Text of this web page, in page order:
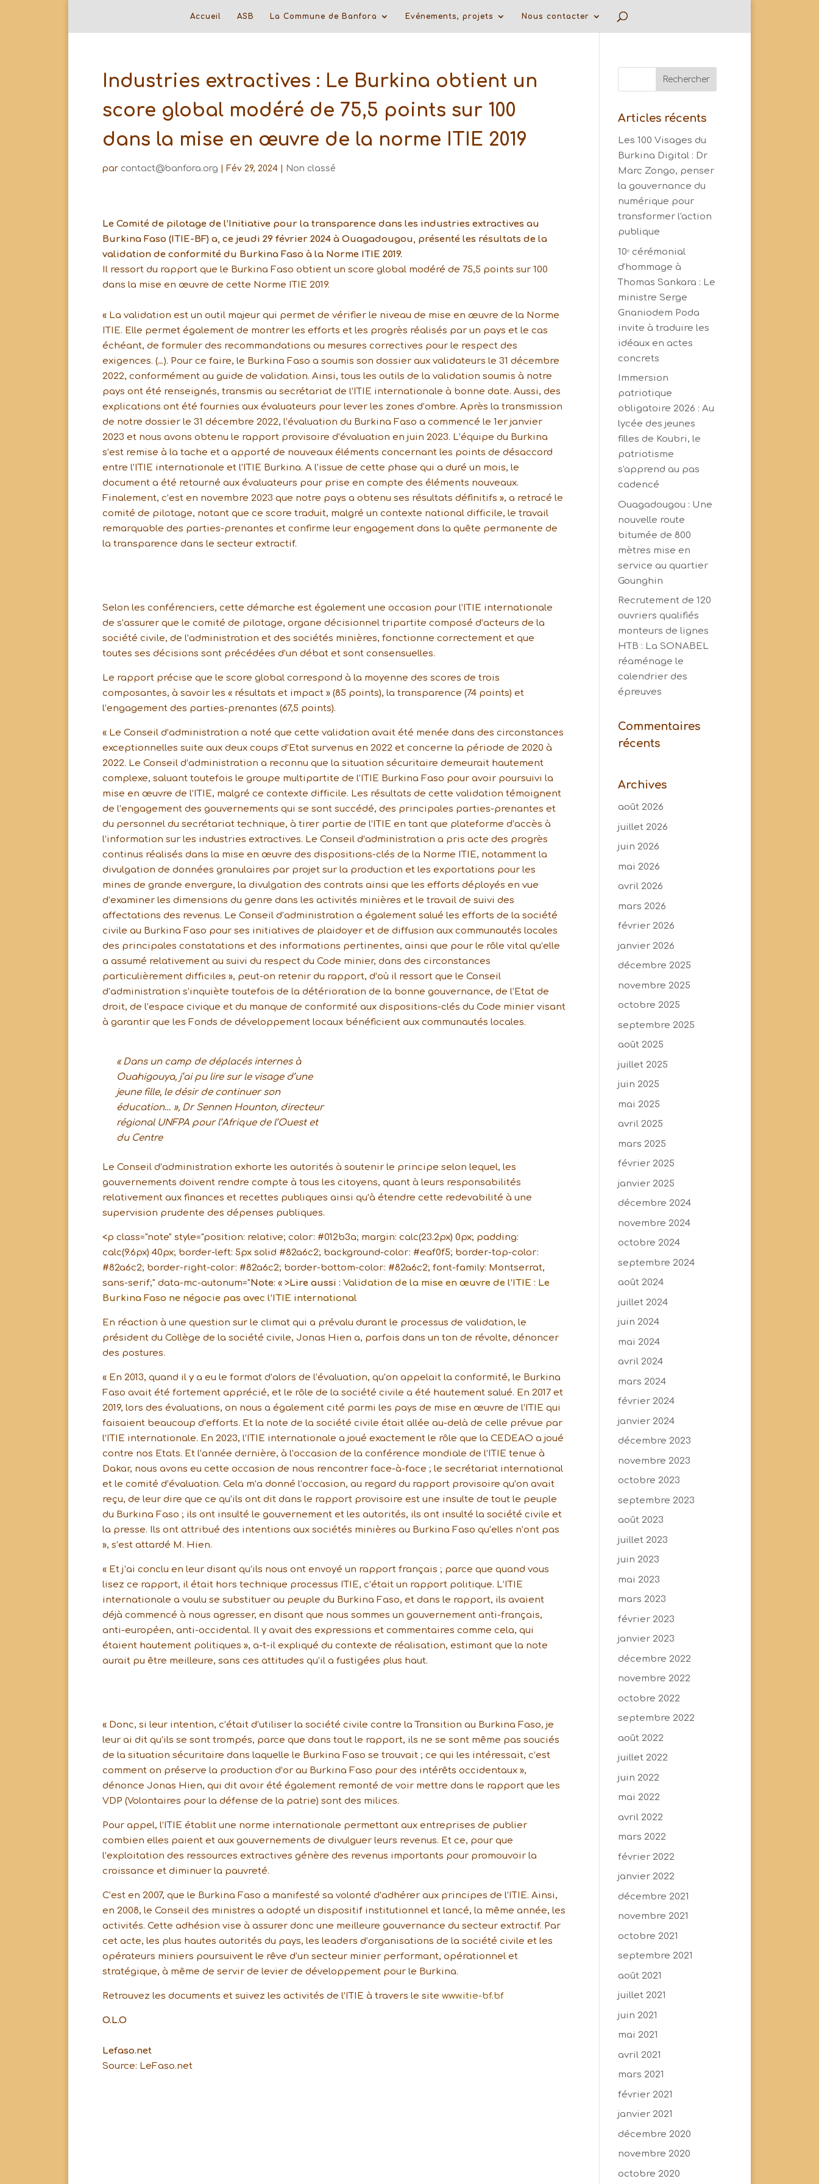
Accueil ASB La Commune de Banfora Evénements, projets Nous contacter
Industries extractives : Le Burkina obtient un
score global modéré de 75,5 points sur 100
dans la mise en œuvre de la norme ITIE 2019
par contact@banfora.org Fév 29, 2024 Non classé
Le Comité de pilotage de l’Initiative pour la transparence dans les industries extractives au
Burkina Faso (ITIE-BF) a, ce jeudi 29 février 2024 à Ouagadougou, présenté les résultats de la
validation de conformité du Burkina Faso à la Norme ITIE 2019.
Il ressort du rapport que le Burkina Faso obtient un score global modéré de 75,5 points sur 100
dans la mise en œuvre de cette Norme ITIE 2019.
« La validation est un outil majeur qui permet de vérifier le niveau de mise en œuvre de la Norme
ITIE. Elle permet également de montrer les efforts et les progrès réalisés par un pays et le cas
échéant, de formuler des recommandations ou mesures correctives pour le respect des
exigences. (…). Pour ce faire, le Burkina Faso a soumis son dossier aux validateurs le 31 décembre
2022, conformément au guide de validation. Ainsi, tous les outils de la validation soumis à notre
pays ont été renseignés, transmis au secrétariat de l’ITIE internationale à bonne date. Aussi, des
explications ont été fournies aux évaluateurs pour lever les zones d’ombre. Après la transmission
de notre dossier le 31 décembre 2022, l’évaluation du Burkina Faso a commencé le 1er janvier
2023 et nous avons obtenu le rapport provisoire d’évaluation en juin 2023. L’équipe du Burkina
s’est remise à la tache et a apporté de nouveaux éléments concernant les points de désaccord
entre l’ITIE internationale et l’ITIE Burkina. A l’issue de cette phase qui a duré un mois, le
document a été retourné aux évaluateurs pour prise en compte des éléments nouveaux.
Finalement, c’est en novembre 2023 que notre pays a obtenu ses résultats définitifs », a retracé le
comité de pilotage, notant que ce score traduit, malgré un contexte national difficile, le travail
remarquable des parties-prenantes et confirme leur engagement dans la quête permanente de
la transparence dans le secteur extractif.
Selon les conférenciers, cette démarche est également une occasion pour l’ITIE internationale
de s’assurer que le comité de pilotage, organe décisionnel tripartite composé d’acteurs de la
société civile, de l’administration et des sociétés minières, fonctionne correctement et que
toutes ses décisions sont précédées d’un débat et sont consensuelles.
Le rapport précise que le score global correspond à la moyenne des scores de trois
composantes, à savoir les « résultats et impact » (85 points), la transparence (74 points) et
l’engagement des parties-prenantes (67,5 points).
« Le Conseil d’administration a noté que cette validation avait été menée dans des circonstances
exceptionnelles suite aux deux coups d’Etat survenus en 2022 et concerne la période de 2020 à
2022. Le Conseil d’administration a reconnu que la situation sécuritaire demeurait hautement
complexe, saluant toutefois le groupe multipartite de l’ITIE Burkina Faso pour avoir poursuivi la
mise en œuvre de l’ITIE, malgré ce contexte difficile. Les résultats de cette validation témoignent
de l’engagement des gouvernements qui se sont succédé, des principales parties-prenantes et
du personnel du secrétariat technique, à tirer partie de l’ITIE en tant que plateforme d’accès à
l’information sur les industries extractives. Le Conseil d’administration a pris acte des progrès
continus réalisés dans la mise en œuvre des dispositions-clés de la Norme ITIE, notamment la
divulgation de données granulaires par projet sur la production et les exportations pour les
mines de grande envergure, la divulgation des contrats ainsi que les efforts déployés en vue
d’examiner les dimensions du genre dans les activités minières et le travail de suivi des
affectations des revenus. Le Conseil d’administration a également salué les efforts de la société
civile au Burkina Faso pour ses initiatives de plaidoyer et de diffusion aux communautés locales
des principales constatations et des informations pertinentes, ainsi que pour le rôle vital qu’elle
a assumé relativement au suivi du respect du Code minier, dans des circonstances
particulièrement difficiles », peut-on retenir du rapport, d’où il ressort que le Conseil
d’administration s’inquiète toutefois de la détérioration de la bonne gouvernance, de l’Etat de
droit, de l’espace civique et du manque de conformité aux dispositions-clés du Code minier visant
à garantir que les Fonds de développement locaux bénéficient aux communautés locales.
« Dans un camp de déplacés internes à
Ouahigouya, j’ai pu lire sur le visage d’une
jeune fille, le désir de continuer son
éducation… », Dr Sennen Hounton, directeur
régional UNFPA pour l’Afrique de l’Ouest et
du Centre
Le Conseil d’administration exhorte les autorités à soutenir le principe selon lequel, les
gouvernements doivent rendre compte à tous les citoyens, quant à leurs responsabilités
relativement aux finances et recettes publiques ainsi qu’à étendre cette redevabilité à une
supervision prudente des dépenses publiques.
<p class="note" style="position: relative; color: #012b3a; margin: calc(23.2px) 0px; padding:
calc(9.6px) 40px; border-left: 5px solid #82a6c2; background-color: #eaf0f5; border-top-color:
#82a6c2; border-right-color: #82a6c2; border-bottom-color: #82a6c2; font-family: Montserrat,
sans-serif;" data-mc-autonum="Note: « >Lire aussi : Validation de la mise en œuvre de l’ITIE : Le
Burkina Faso ne négocie pas avec l’ITIE international
En réaction à une question sur le climat qui a prévalu durant le processus de validation, le
président du Collège de la société civile, Jonas Hien a, parfois dans un ton de révolte, dénoncer
des postures.
« En 2013, quand il y a eu le format d’alors de l’évaluation, qu’on appelait la conformité, le Burkina
Faso avait été fortement apprécié, et le rôle de la société civile a été hautement salué. En 2017 et
2019, lors des évaluations, on nous a également cité parmi les pays de mise en œuvre de l’ITIE qui
faisaient beaucoup d’efforts. Et la note de la société civile était allée au-delà de celle prévue par
l’ITIE internationale. En 2023, l’ITIE internationale a joué exactement le rôle que la CEDEAO a joué
contre nos Etats. Et l’année dernière, à l’occasion de la conférence mondiale de l’ITIE tenue à
Dakar, nous avons eu cette occasion de nous rencontrer face-à-face ; le secrétariat international
et le comité d’évaluation. Cela m’a donné l’occasion, au regard du rapport provisoire qu’on avait
reçu, de leur dire que ce qu’ils ont dit dans le rapport provisoire est une insulte de tout le peuple
du Burkina Faso ; ils ont insulté le gouvernement et les autorités, ils ont insulté la société civile et
la presse. Ils ont attribué des intentions aux sociétés minières au Burkina Faso qu’elles n’ont pas
», s’est attardé M. Hien.
« Et j’ai conclu en leur disant qu’ils nous ont envoyé un rapport français ; parce que quand vous
lisez ce rapport, il était hors technique processus ITIE, c’était un rapport politique. L’ITIE
internationale a voulu se substituer au peuple du Burkina Faso, et dans le rapport, ils avaient
déjà commencé à nous agresser, en disant que nous sommes un gouvernement anti-français,
anti-européen, anti-occidental. Il y avait des expressions et commentaires comme cela, qui
étaient hautement politiques », a-t-il expliqué du contexte de réalisation, estimant que la note
aurait pu être meilleure, sans ces attitudes qu’il a fustigées plus haut.
« Donc, si leur intention, c’était d’utiliser la société civile contre la Transition au Burkina Faso, je
leur ai dit qu’ils se sont trompés, parce que dans tout le rapport, ils ne se sont même pas souciés
de la situation sécuritaire dans laquelle le Burkina Faso se trouvait ; ce qui les intéressait, c’est
comment on préserve la production d’or au Burkina Faso pour des intérêts occidentaux »,
dénonce Jonas Hien, qui dit avoir été également remonté de voir mettre dans le rapport que les
VDP (Volontaires pour la défense de la patrie) sont des milices.
Pour appel, l’ITIE établit une norme internationale permettant aux entreprises de publier
combien elles paient et aux gouvernements de divulguer leurs revenus. Et ce, pour que
l’exploitation des ressources extractives génère des revenus importants pour promouvoir la
croissance et diminuer la pauvreté.
C’est en 2007, que le Burkina Faso a manifesté sa volonté d’adhérer aux principes de l’ITIE. Ainsi,
en 2008, le Conseil des ministres a adopté un dispositif institutionnel et lancé, la même année, les
activités. Cette adhésion vise à assurer donc une meilleure gouvernance du secteur extractif. Par
cet acte, les plus hautes autorités du pays, les leaders d’organisations de la société civile et les
opérateurs miniers poursuivent le rêve d’un secteur minier performant, opérationnel et
stratégique, à même de servir de levier de développement pour le Burkina.
Retrouvez les documents et suivez les activités de l’ITIE à travers le site www.itie-bf.bf
O.L.O
Lefaso.net
Source: LeFaso.net
Articles récents
Les 100 Visages du
Burkina Digital : Dr
Marc Zongo, penser
la gouvernance du
numérique pour
transformer l'action
publique
10ᵉ cérémonial
d'hommage à
Thomas Sankara : Le
ministre Serge
Gnaniodem Poda
invite à traduire les
idéaux en actes
concrets
Immersion
patriotique
obligatoire 2026 : Au
lycée des jeunes
filles de Koubri, le
patriotisme
s'apprend au pas
cadencé
Ouagadougou : Une
nouvelle route
bitumée de 800
mètres mise en
service au quartier
Gounghin
Recrutement de 120
ouvriers qualifiés
monteurs de lignes
HTB : La SONABEL
réaménage le
calendrier des
épreuves
Commentaires
récents
Archives
août 2026
juillet 2026
juin 2026
mai 2026
avril 2026
mars 2026
février 2026
janvier 2026
décembre 2025
novembre 2025
octobre 2025
septembre 2025
août 2025
juillet 2025
juin 2025
mai 2025
avril 2025
mars 2025
février 2025
janvier 2025
décembre 2024
novembre 2024
octobre 2024
septembre 2024
août 2024
juillet 2024
juin 2024
mai 2024
avril 2024
mars 2024
février 2024
janvier 2024
décembre 2023
novembre 2023
octobre 2023
septembre 2023
août 2023
juillet 2023
juin 2023
mai 2023
mars 2023
février 2023
janvier 2023
décembre 2022
novembre 2022
octobre 2022
septembre 2022
août 2022
juillet 2022
juin 2022
mai 2022
avril 2022
mars 2022
février 2022
janvier 2022
décembre 2021
novembre 2021
octobre 2021
septembre 2021
août 2021
juillet 2021
juin 2021
mai 2021
avril 2021
mars 2021
février 2021
janvier 2021
décembre 2020
novembre 2020
octobre 2020